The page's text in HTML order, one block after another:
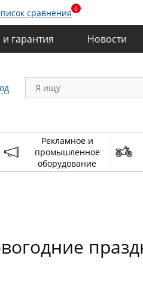
сравнения 0
гарантия Новости
Рекламное и
промышленное
оборудование